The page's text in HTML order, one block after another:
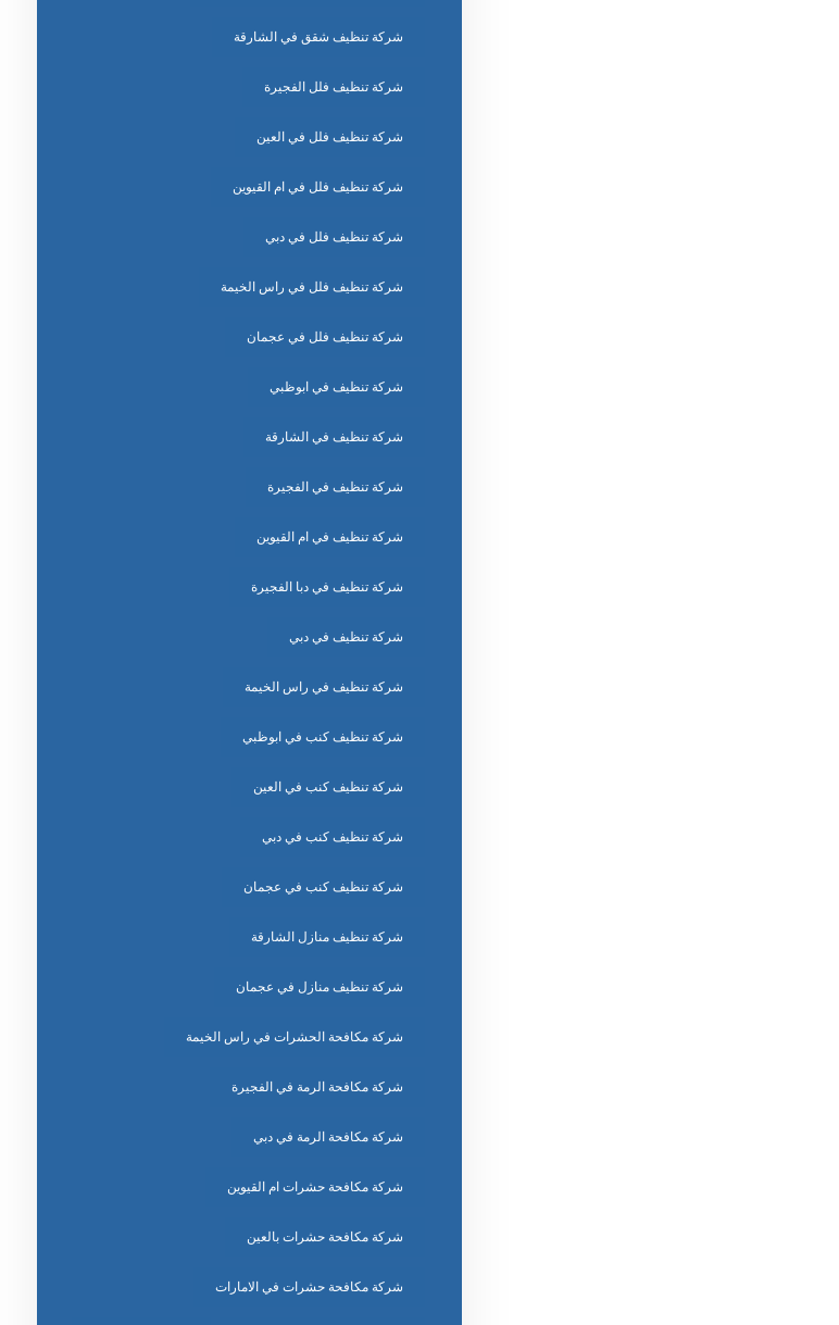
شركة تنظيف شقق في الشارقة
شركة تنظيف فلل الفجيرة
شركة تنظيف فلل في العين
شركة تنظيف فلل في ام القيوين
شركة تنظيف فلل في دبي
شركة تنظيف فلل في راس الخيمة
شركة تنظيف فلل في عجمان
شركة تنظيف في ابوظبي
شركة تنظيف في الشارقة
شركة تنظيف في الفجيرة
شركة تنظيف في ام القيوين
شركة تنظيف في دبا الفجيرة
شركة تنظيف في دبي
شركة تنظيف في راس الخيمة
شركة تنظيف كنب في ابوظبي
شركة تنظيف كنب في العين
شركة تنظيف كنب في دبي
شركة تنظيف كنب في عجمان
شركة تنظيف منازل الشارقة
شركة تنظيف منازل في عجمان
شركة مكافحة الحشرات في راس الخيمة
شركة مكافحة الرمة في الفجيرة
شركة مكافحة الرمة في دبي
شركة مكافحة حشرات ام القيوين
شركة مكافحة حشرات بالعين
شركة مكافحة حشرات في الامارات